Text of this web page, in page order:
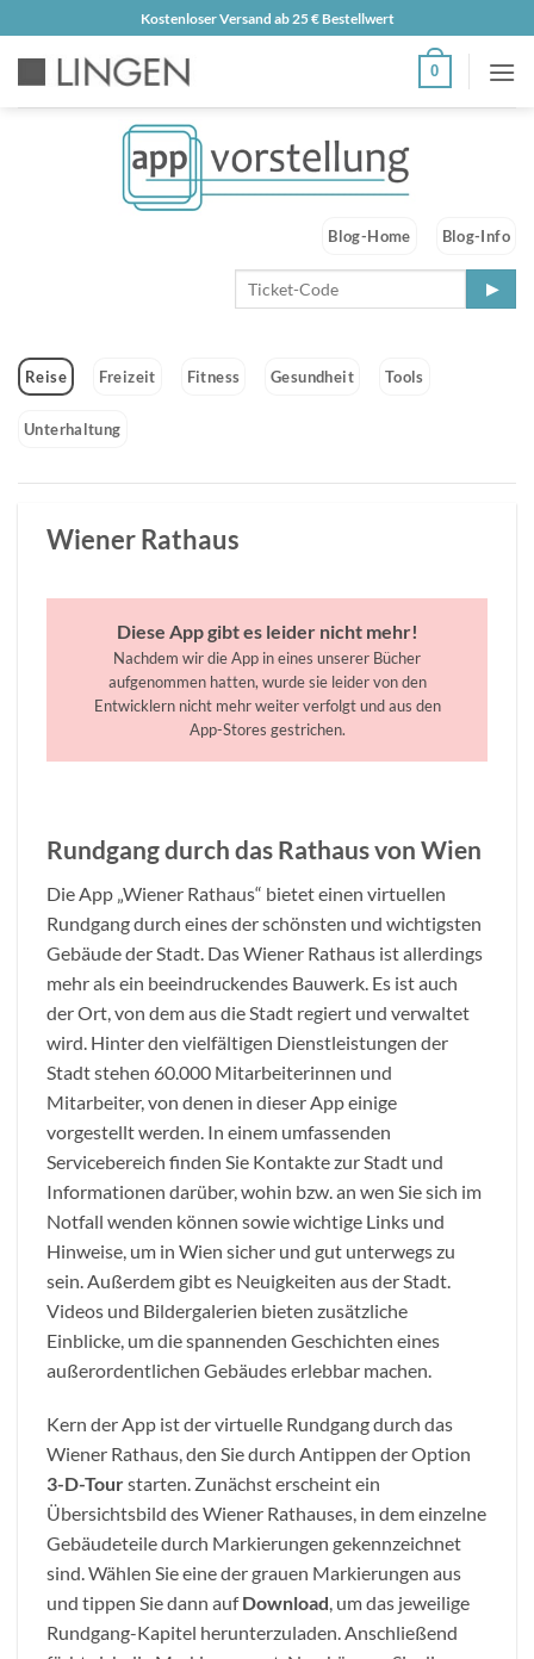
Inhalt
Kostenloser Versand ab 25 € Bestellwert
0
Blog-Home Blog-Info
Reise Freizeit Fitness Gesundheit Tools
Unterhaltung
Wiener Rathaus
Diese App gibt es leider nicht mehr!
Nachdem wir die App in eines unserer Bücher
aufgenommen hatten, wurde sie leider von den
Entwicklern nicht mehr weiter verfolgt und aus den
App-Stores gestrichen.
Rundgang durch das Rathaus von Wien
Die App „Wiener Rathaus“ bietet einen virtuellen
Rundgang durch eines der schönsten und wichtigsten
Gebäude der Stadt. Das Wiener Rathaus ist allerdings
mehr als ein beeindruckendes Bauwerk. Es ist auch
der Ort, von dem aus die Stadt regiert und verwaltet
wird. Hinter den vielfältigen Dienstleistungen der
Stadt stehen 60.000 Mitarbeiterinnen und
Mitarbeiter, von denen in dieser App einige
vorgestellt werden. In einem umfassenden
Servicebereich finden Sie Kontakte zur Stadt und
Informationen darüber, wohin bzw. an wen Sie sich im
Notfall wenden können sowie wichtige Links und
Hinweise, um in Wien sicher und gut unterwegs zu
sein. Außerdem gibt es Neuigkeiten aus der Stadt.
Videos und Bildergalerien bieten zusätzliche
Einblicke, um die spannenden Geschichten eines
außerordentlichen Gebäudes erlebbar machen.
Kern der App ist der virtuelle Rundgang durch das
Wiener Rathaus, den Sie durch Antippen der Option
3-D-Tourstarten. Zunächst erscheint ein
Übersichtsbild des Wiener Rathauses, in dem einzelne
Gebäudeteile durch Markierungen gekennzeichnet
sind. Wählen Sie eine der grauen Markierungen aus
und tippen Sie dann aufDownload, um das jeweilige
Rundgang-Kapitel herunterzuladen. Anschließend